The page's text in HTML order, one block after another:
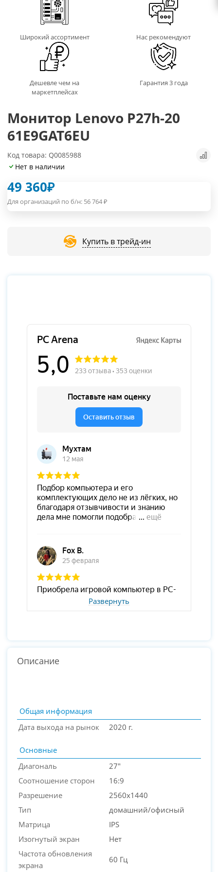
Широкий ассортимент Нас рекомендуют
Дешевле чем на
маркетплейсах
Гарантия 3 года
Монитор Lenovo P27h-20
61E9GAT6EU
Код товара: Q0085988
Нет в наличии
49 360₽
Для организаций по б/н: 56 764₽
Купить в трейд-ин
PC-Arena на карте Москвы — Яндекс Карты
Развернуть
Описание
Общая информация
Дата выхода на рынок
2020 г.
Основные
Диагональ
27"
Соотношение сторон
16:9
Разрешение
2560x1440
Тип
домашний/офисный
Матрица
IPS
Изогнутый экран
Нет
Частота обновления
экрана
60 Гц